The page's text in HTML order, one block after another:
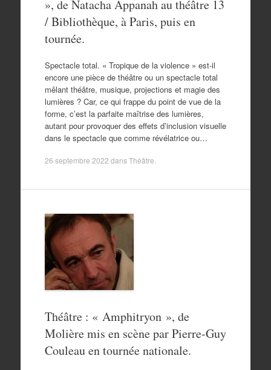
», de Natacha Appanah au théâtre 13
/ Bibliothèque, à Paris, puis en
tournée.
Spectacle total. « Tropique de la violence » est-il
encore une pièce de théâtre ou un spectacle total
mêlant théâtre, musique, projections et magie des
lumières ? Car, ce qui frappe du point de vue de la
forme, c’est la parfaite maîtrise des lumières,
autant pour provoquer des effets d’inclusion visuelle
dans le spectacle que comme révélatrice ou…
26 septembre 2022 dansThéâtre
Théâtre : « Amphitryon », de
Molière mis en scène par Pierre-Guy
Couleau en tournée nationale.